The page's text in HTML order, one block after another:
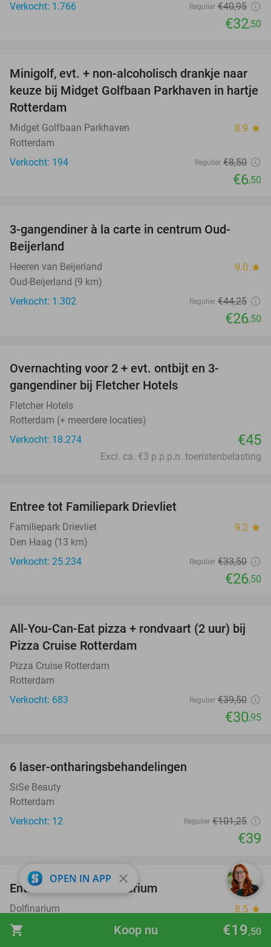
shopping_cart €19,50
Koop nu
Verkocht: 1.766
Regulier €40,95
€32,50
24%
Minigolf, evt. + non-alcoholisch drankje naar
keuze bij Midget Golfbaan Parkhaven in hartje
Rotterdam
Midget Golfbaan Parkhaven 8.9 star
Rotterdam
Verkocht: 194
Regulier €8,50
€6,50
3-gangendiner à la carte in centrum Oud-
Beijerland
Heeren van Beijerland 9.0 star
Oud-Beijerland (9 km)
Verkocht: 1.302
Regulier €44,25
€26,50
Overnachting voor 2 + evt. ontbijt en 3-
gangendiner bij Fletcher Hotels
Fletcher Hotels
Rotterdam (+ meerdere locaties)
Verkocht: 18.274
€45
Excl. ca. €3 p.p.p.n. toeristenbelasting
Entree tot Familiepark Drievliet
Familiepark Drievliet 9.2 star
Den Haag (13 km)
Verkocht: 25.234
Regulier €33,50
€26,50
22%
All-You-Can-Eat pizza + rondvaart (2 uur) bij
Pizza Cruise Rotterdam
Pizza Cruise Rotterdam
Rotterdam
Verkocht: 683
Regulier €39,50
€30,95
6 laser-ontharingsbehandelingen
SiSe Beauty
Rotterdam
Verkocht: 12
Regulier €101,25
€39
36%
Entree voor het Dolfinarium
Dolfinarium 8.5 star
Harderwijk
OPEN IN APP close